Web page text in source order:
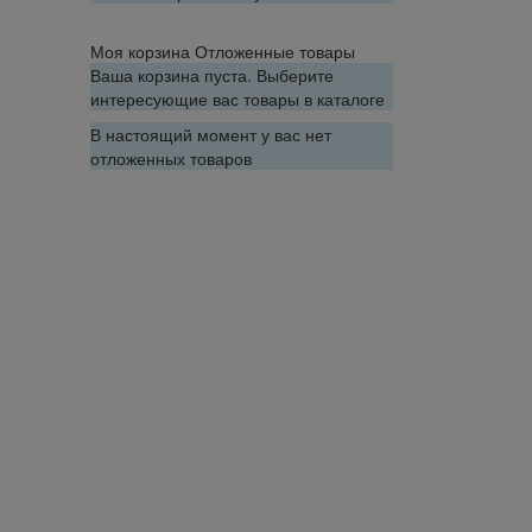
Моя корзина Отложенные товары
Ваша корзина пуста. Выберите
интересующие вас товары в каталоге
В настоящий момент у вас нет
отложенных товаров